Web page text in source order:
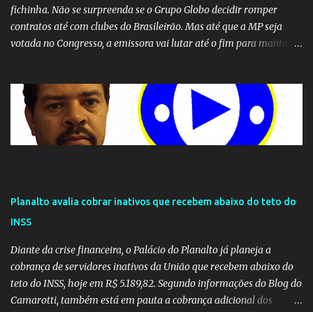
fichinha. Não se surpreenda se o Grupo Globo decidir romper
contratos até com clubes do Brasileirão. Mas até que a MP seja
votada no Congresso, a emissora vai lutar até o fim para manter o
Planalto avalia cobrar inativos que recebem abaixo do teto do
INSS
Diante da crise financeira, o Palácio do Planalto já planeja a
cobrança de servidores inativos da União que recebem abaixo do
teto do INSS, hoje em R$ 5.189,82. Segundo informações do Blog do
Camarotti, também está em pauta a cobrança adicional dos